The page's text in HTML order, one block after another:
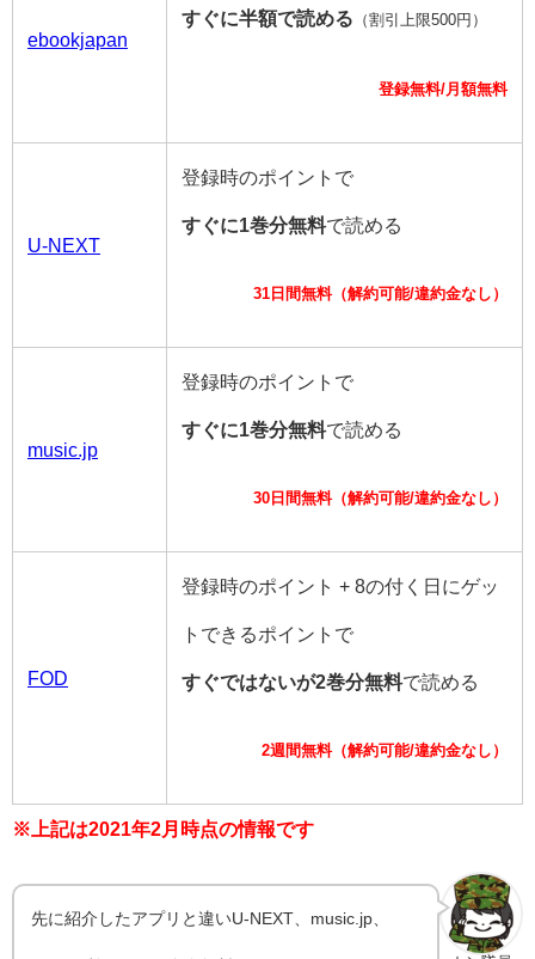
ebookjapan
すぐに半額で読める （割引上限500円）
登録無料/月額無料
U-NEXT
登録時のポイントで
すぐに1巻分無料で読める
31日間無料（解約可能/違約金なし）
music.jp
登録時のポイントで
すぐに1巻分無料で読める
30日間無料（解約可能/違約金なし）
FOD
登録時のポイント + 8の付く日にゲッ
トできるポイントで
すぐではないが2巻分無料で読める
2週間無料（解約可能/違約金なし）
※上記は2021年2月時点の情報です
先に紹介したアプリと違いU-NEXT、music.jp、